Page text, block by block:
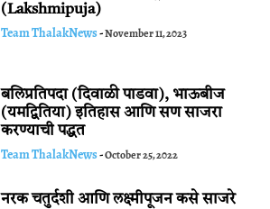
(Lakshmipuja)
Team ThalakNews-November 11, 2023
बलिप्रतिपदा (दिवाळी पाडवा), भाऊबीज
(यमद्वितिया) इतिहास आणि सण साजरा
करण्याची पद्धत
Team ThalakNews-October 25, 2022
नरक चतुर्दशी आणि लक्ष्मीपूजन कसे साजरे